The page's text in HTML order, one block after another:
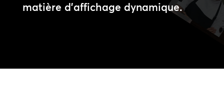
matière d’affichage dynamique.